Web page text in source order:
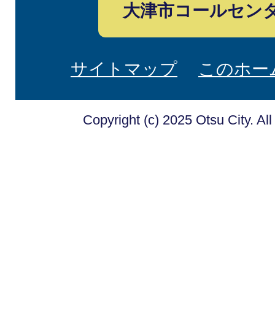
大津市コールセン
サイトマップ このホ
Copyright (c) 2025 Otsu City.